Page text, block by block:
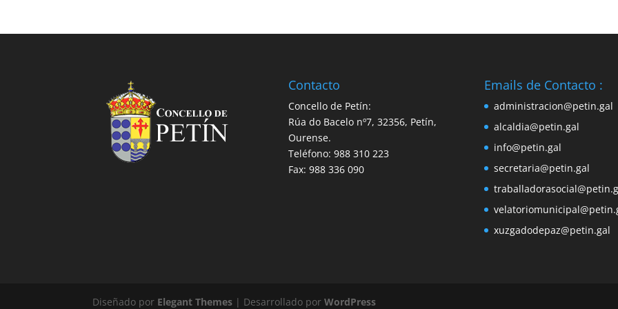
Contacto
Concello de Petín:
Rúa do Bacelo nº7, 32356, Petín,
Ourense.
Teléfono: 988 310 223
Fax: 988 336 090
Emails de Contacto :
administracion@petin.gal
alcaldia@petin.gal
info@petin.gal
secretaria@petin.gal
xuzgadodepaz@petin.gal
Diseñado por Elegant Themes | Desarrollado porWordPress